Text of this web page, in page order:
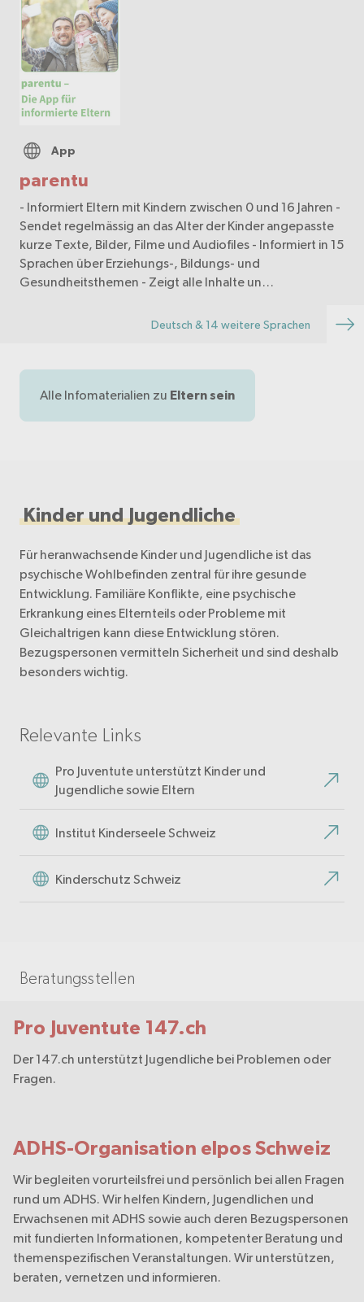
parentu
App
- Informiert Eltern mit Kindern zwischen 0 und 16 Jahren -
Sendet regelmässig an das Alter der Kinder angepasste
kurze Texte, Bilder, Filme und Audiofiles - Informiert in 15
Sprachen über Erziehungs-, Bildungs- und
Gesundheitsthemen - Zeigt alle Inhalte un…
Deutsch & 14 weitere Sprachen
Alle Infomaterialien zu Eltern sein
Kinder und Jugendliche
Für heranwachsende Kinder und Jugendliche ist das
psychische Wohlbefinden zentral für ihre gesunde
Entwicklung. Familiäre Konflikte, eine psychische
Erkrankung eines Elternteils oder Probleme mit
Gleichaltrigen kann diese Entwicklung stören.
Bezugspersonen vermitteln Sicherheit und sind deshalb
besonders wichtig.
Relevante Links
Pro Juventute unterstützt Kinder und
Jugendliche sowie Eltern
Institut Kinderseele Schweiz
Kinderschutz Schweiz
Beratungsstellen
Pro Juventute 147.ch
Der 147.ch unterstützt Jugendliche bei Problemen oder
Fragen.
ADHS-Organisation elpos Schweiz
Wir begleiten vorurteilsfrei und persönlich bei allen Fragen
rund um ADHS. Wir helfen Kindern, Jugendlichen und
Erwachsenen mit ADHS sowie auch deren Bezugspersonen
mit fundierten Informationen, kompetenter Beratung und
themenspezifischen Veranstaltungen. Wir unterstützen,
beraten, vernetzen und informieren.